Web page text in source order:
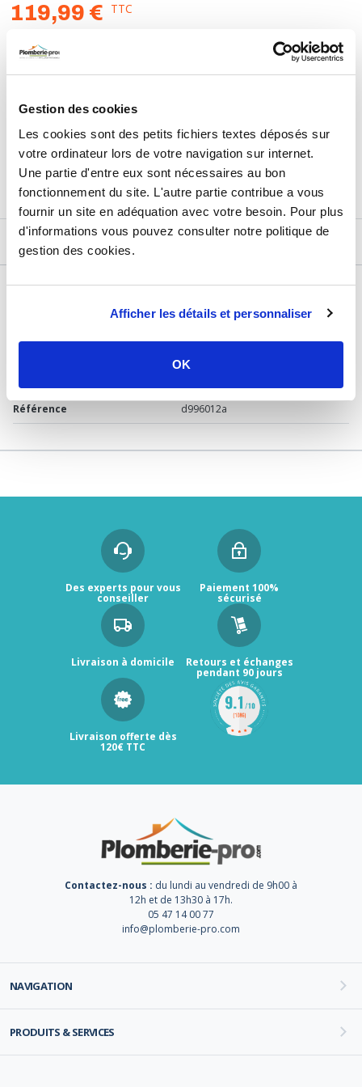
Gestion des cookies
Les cookies sont des petits fichiers textes déposés sur
votre ordinateur lors de votre navigation sur internet.
Une partie d'entre eux sont nécessaires au bon
fonctionnement du site. L'autre partie contribue a vous
fournir un site en adéquation avec votre besoin. Pour plus
d'informations vous pouvez consulter notre politique de
gestion des cookies.
Afficher les détails et personnaliser
OK
119,99 € TTC
AJOUTER AU PANIER
Retours et échanges jusqu'à 90 jours
En savoir plus
DÉTAILS TECHNIQUES
Référence d996012a
Des experts pour vous
conseiller
Paiement 100%
sécurisé
Livraison à domicile Retours et échanges
pendant 90 jours
Livraison offerte dès
120€ TTC
Contactez-nous : du lundi au vendredi de 9h00 à
12h et de 13h30 à 17h.
05 47 14 00 77
info@plomberie-pro.com
NAVIGATION
PRODUITS & SERVICES